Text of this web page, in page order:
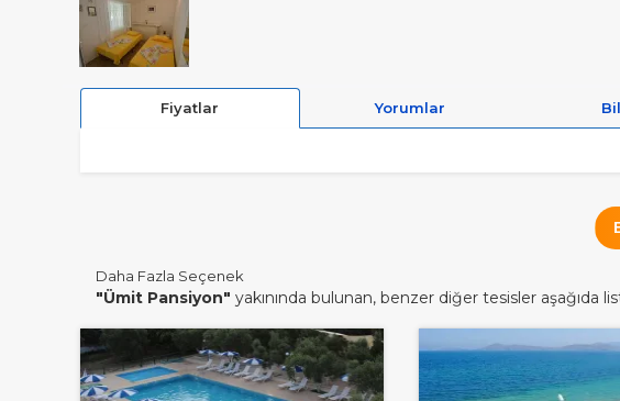
Fiyatlar Yorumlar
Daha Fazla Seçenek
"Ümit Pansiyon" yakınında bulunan, benzer diğer tesisler aşağıda